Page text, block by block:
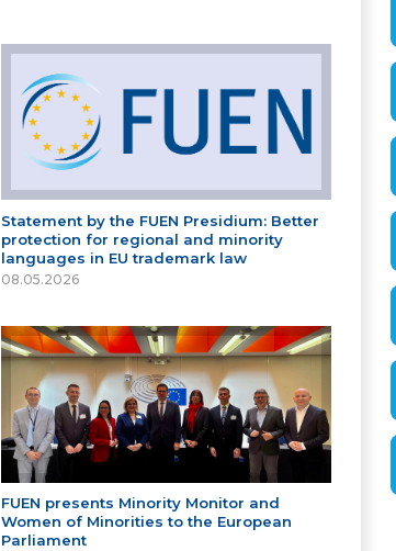
Statement by the FUEN Presidium: Better
protection for regional and minority
languages in EU trademark law
08.05.2026
FUEN presents Minority Monitor and
Women of Minorities to the European
Parliament